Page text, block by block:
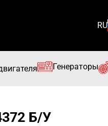
RU
Генераторы
Б/У